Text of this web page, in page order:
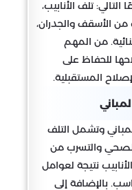
تلف الأنابيب،
الأسقف والجدران،
من المهم
للحفاظ على
المستقبلية.
وتشمل التلف
والتسرب من
نتيجة لعوامل
بالإضافة إلى